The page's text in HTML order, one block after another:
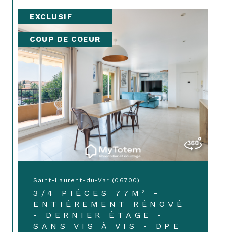
Saint-Laurent-du-Var (06700)
3/4 PIÈCES 77M² -
ENTIÈREMENT RÉNOVÉ
- DERNIER ÉTAGE -
SANS VIS À VIS - DPE
EXCLUSIF
COUP DE COEUR